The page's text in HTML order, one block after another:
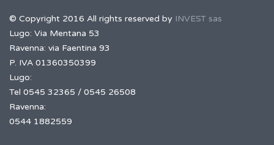
© Copyright 2016 All rights reserved by INVEST sas
Lugo: Via Mentana 53
Ravenna: via Faentina 93
P. IVA 01360350399
Lugo:
Tel 0545 32365 / 0545 26508
Ravenna:
0544 1882559